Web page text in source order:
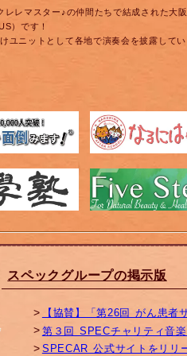
レレマスター♪の仲間たちで結成された大
）です！
ユニットとして各地で演奏会を披露してい
スペックグループの掲示版
【協賛】「第26回 がん患者
第３回 SPECチャリティ音
SPECAR 公式サイトをリリ